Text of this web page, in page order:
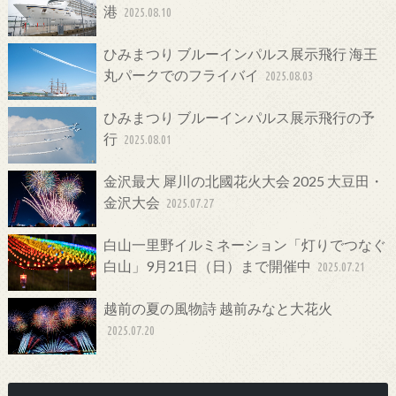
港 2025.08.10
ひみまつり ブルーインパルス展示飛行 海王
丸パークでのフライバイ
2025.08.03
ひみまつり ブルーインパルス展示飛行の予
行 2025.08.01
金沢最大 犀川の北國花火大会 2025 大豆田・
金沢大会 2025.07.27
白山一里野イルミネーション「灯りでつなぐ
白山」9月21日（日）まで開催中
2025.07.21
越前の夏の風物詩 越前みなと大花火
2025.07.20